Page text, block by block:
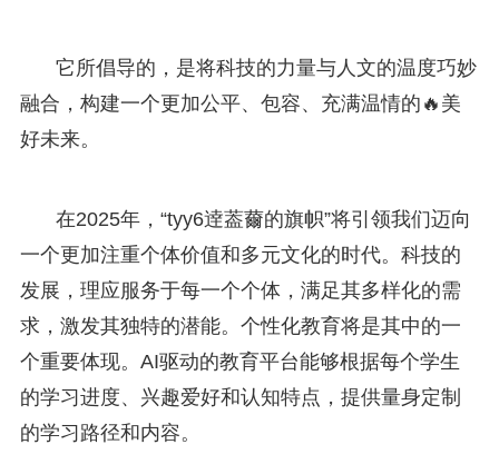
它所倡导的，是将科技的力量与人文的温度巧妙
融合，构建一个更加公平、包容、充满温情的🔥美
好未来。
在2025年，“tyy6逹葢薾的旗帜”将引领我们迈向
一个更加注重个体价值和多元文化的时代。科技的
发展，理应服务于每一个个体，满足其多样化的需
求，激发其独特的潜能。个性化教育将是其中的一
个重要体现。AI驱动的教育平台能够根据每个学生
的学习进度、兴趣爱好和认知特点，提供量身定制
的学习路径和内容。